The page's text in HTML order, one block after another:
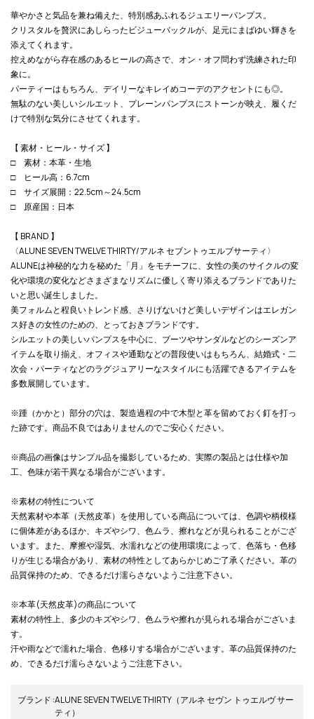
華やかさと気品を兼ね備えた、特別感あふれるジュエリーパンプス。
クリスタルを贅沢にあしらったビジューバックルが、足元にまばゆい輝きを
添えてくれます。
控えめながら存在感のあるヒールの高さで、オン・オフ問わず洗練された印
象に。
パーティーはもちろん、デイリーなキレイめコーデのアクセントにも◎。
無駄のない美しいシルエット、プレーンパンプスにストーンが映え、履くだ
けで特別な気分にさせてくれます。
【 素材・ヒール・サイズ 】
□ 素材：本革・生地
□ ヒール高：6.7cm
□ サイズ展開：22.5cm～24.5cm
□ 原産国：日本
【 BRAND 】
〈ALUNE SEVEN TWELVE THIRTY/アルネ セブントゥエルブサーティ〉
ALUNEは神秘的な力を秘めた「月」をモチーフに、女性の美のサイクルの変
化や環境の変化などさまざまなリズムに優しく寄り添えるブランドでありた
いと思い誕生しました。
美フォルムと程良いトレンド感、さりげないけど美しいデザインはエレガン
ス好きの女性のための、とっておきブランドです。
シルエットの美しいパンプスを中心に、ブーツやサンダルなどのシーズンア
イテムを取り揃え、オフィスや通勤などの普段使いはもちろん、結婚式・二
次会・パーティなどのラグジュアリーなスタイルにも活躍できるアイテムを
多数展開しています。
※踵（かかと）部分の穴は、製造過程の中で木型と革を留めておく釘を打っ
た跡です。商品不良ではありませんのでご安心ください。
※商品の画像はサンプル品を撮影しているため、実際の製品とは仕様や加
工、色味が若干異なる場合がございます。
※素材の特性について
天然素材や本革（天然皮革）を使用している商品については、色調や柄模様
に個体差があるほか、キズやシワ、色ムラ、擦れなどが見られることがござ
います。また、摩擦や湿気、水濡れなどの使用環境によって、色落ち・色移
りが生じる場合があり、素材の特性としてあらかじめご了承ください。革の
品質保持のため、できるだけ濡らさないようご注意下さい。
※本革(天然皮革)の商品について
素材の特性上、多少のキズやシワ、色ムラや擦れが見られる場合がございま
す。
汗や雨などで濡れた場合、色移りする場合がございます。革の品質保持のた
め、できるだけ濡らさないようご注意下さい。
ブランド :ALUNE SEVEN TWELVE THIRTY （アルネ セヴン トゥエルヴ サー
ティ）